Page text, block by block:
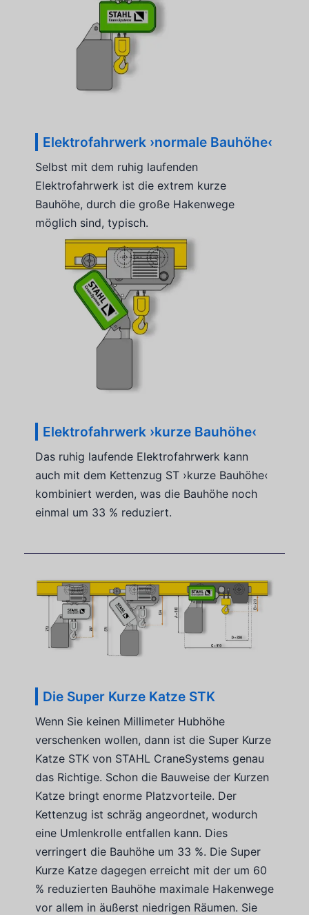
Elektrofahrwerk ›normale Bauhöhe‹
Selbst mit dem ruhig laufenden
Elektrofahrwerk ist die extrem kurze
Bauhöhe, durch die große Hakenwege
möglich sind, typisch.
Elektrofahrwerk ›kurze Bauhöhe‹
Das ruhig laufende Elektrofahrwerk kann
auch mit dem Kettenzug ST ›kurze Bauhöhe‹
kombiniert werden, was die Bauhöhe noch
einmal um 33 % reduziert.
Die Super Kurze Katze STK
Wenn Sie keinen Millimeter Hubhöhe
verschenken wollen, dann ist die Super Kurze
Katze STK von STAHL CraneSystems genau
das Richtige. Schon die Bauweise der Kurzen
Katze bringt enorme Platzvorteile. Der
Kettenzug ist schräg angeordnet, wodurch
eine Umlenkrolle entfallen kann. Dies
verringert die Bauhöhe um 33 %. Die Super
Kurze Katze dagegen erreicht mit der um 60
% reduzierten Bauhöhe maximale Hakenwege
vor allem in äußerst niedrigen Räumen. Sie